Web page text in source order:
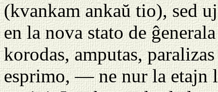
(kvankam ankaŭ tio), sed
en la nova stato de
korodas, amputas,
esprimo, — ne nur la etajn